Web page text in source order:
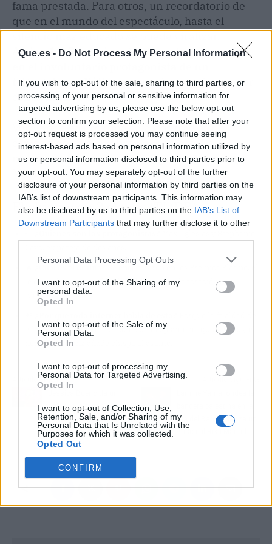
Que.es - Do Not Process My Personal Information
If you wish to opt-out of the sale, sharing to third parties, or
processing of your personal or sensitive information for
targeted advertising by us, please use the below opt-out
section to confirm your selection. Please note that after your
opt-out request is processed you may continue seeing
interest-based ads based on personal information utilized by
us or personal information disclosed to third parties prior to
your opt-out. You may separately opt-out of the further
disclosure of your personal information by third parties on the
IAB’s list of downstream participants. This information may
also be disclosed by us to third parties on the IAB’s List of
Downstream Participants that may further disclose it to other
Personal Data Processing Opt Outs
I want to opt-out of the Sharing of my
personal data.
Opted In
I want to opt-out of the Sale of my
Personal Data.
Opted In
I want to opt-out of processing my
Personal Data for Targeted Advertising.
Opted In
I want to opt-out of Collection, Use,
Retention, Sale, and/or Sharing of my
Personal Data that Is Unrelated with the
Purposes for which it was collected.
Opted Out
CONFIRM
fama prestada. Para otros, un recordatorio de
que en el mundo del espectáculo, hasta el
Alejandro Sanz, sin saberlo, se ha convertido
triángulo mediáticoque no tiene nada que ver
con la música.
Veremos si la próxima gala nos trae otro
capítulo de este culebrón silencioso. De
momento, Stephanie Cayo sigue su camino y
Maxi, a lo suyo. Cosas de ex.
El chisme en 3 claves (TL;DR)
Se encontraron en los Premios Platino, él
le deseó lo mejor y ella solo habló de su colaboración con
Alejandro Sanz.
ella ha sido interpretada como un desplante maquiavélico, y el
nombre de Sanz añade chispa al asunto.
Artículo anterior
golpe en la mesa a Isa
Pantoja tras su tenso
cara a cara en '¡De
viernes!'
Artículo siguiente
rúa del Barça y lanza un